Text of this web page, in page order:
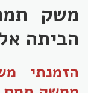
משק
הביתה
הזמנתי